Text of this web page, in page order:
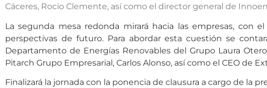
Cáceres, Rocío Clemente, así como el director general de
La segunda mesa redonda mirará hacia las empresas,
perspectivas de futuro. Para abordar esta cuestión se
Departamento de Energías Renovables del Grupo Laura
Pitarch Grupo Empresarial, Carlos Alonso, así como el CEO de
Finalizará la jornada con la ponencia de clausura a cargo de la